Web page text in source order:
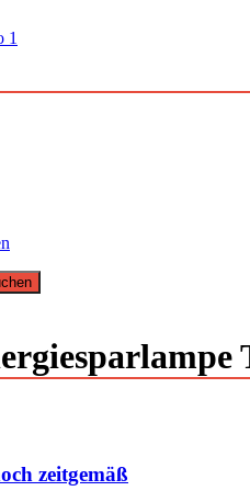
Trend zum Sparen
zeitgemäß